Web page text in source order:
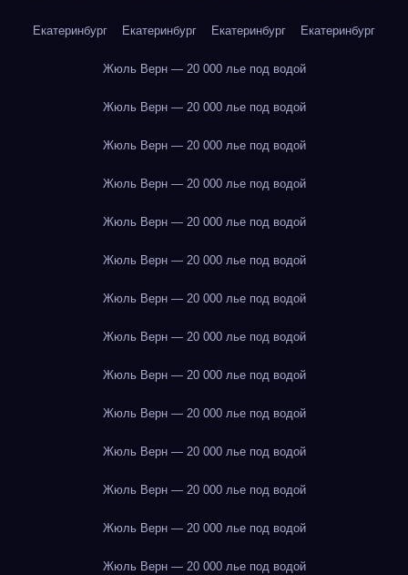
Екатеринбург Екатеринбург Екатеринбург Екатеринбург
Жюль Верн — 20 000 лье под водой
Жюль Верн — 20 000 лье под водой
Жюль Верн — 20 000 лье под водой
Жюль Верн — 20 000 лье под водой
Жюль Верн — 20 000 лье под водой
Жюль Верн — 20 000 лье под водой
Жюль Верн — 20 000 лье под водой
Жюль Верн — 20 000 лье под водой
Жюль Верн — 20 000 лье под водой
Жюль Верн — 20 000 лье под водой
Жюль Верн — 20 000 лье под водой
Жюль Верн — 20 000 лье под водой
Жюль Верн — 20 000 лье под водой
Жюль Верн — 20 000 лье под водой